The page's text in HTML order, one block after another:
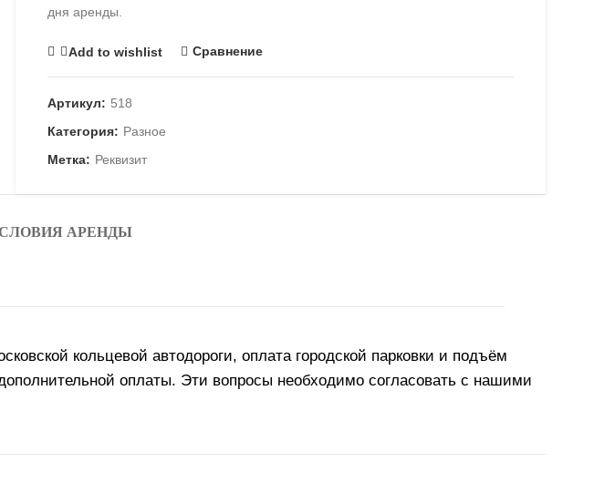
дня аренды.
Add to wishlist Сравнение
Артикул: 518
Категория: Разное
Метка: Реквизит
АРЕНДЫ
кольцевой автодороги, оплата городской парковки и подъём
оплаты. Эти вопросы необходимо согласовать с нашими